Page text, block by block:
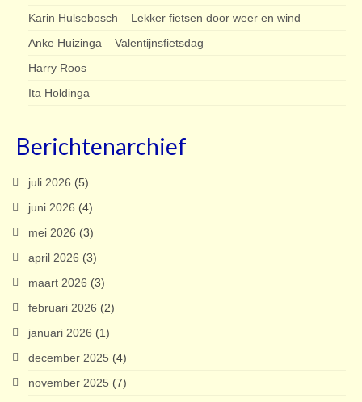
Karin Hulsebosch – Lekker fietsen door weer en wind
Anke Huizinga – Valentijnsfietsdag
Harry Roos
Ita Holdinga
Berichtenarchief
juli 2026 (5)
juni 2026 (4)
mei 2026 (3)
april 2026 (3)
maart 2026 (3)
februari 2026 (2)
januari 2026 (1)
december 2025 (4)
november 2025 (7)